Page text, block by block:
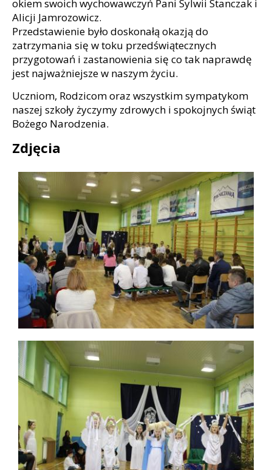
okiem swoich wychowawczyń Pani Sylwii Stanczak i
Alicji Jamrozowicz.
Przedstawienie było doskonałą okazją do
zatrzymania się w toku przedświątecznych
przygotowań i zastanowienia się co tak naprawdę
jest najważniejsze w naszym życiu.
Uczniom, Rodzicom oraz wszystkim sympatykom
naszej szkoły życzymy zdrowych i spokojnych świąt
Bożego Narodzenia.
Zdjęcia